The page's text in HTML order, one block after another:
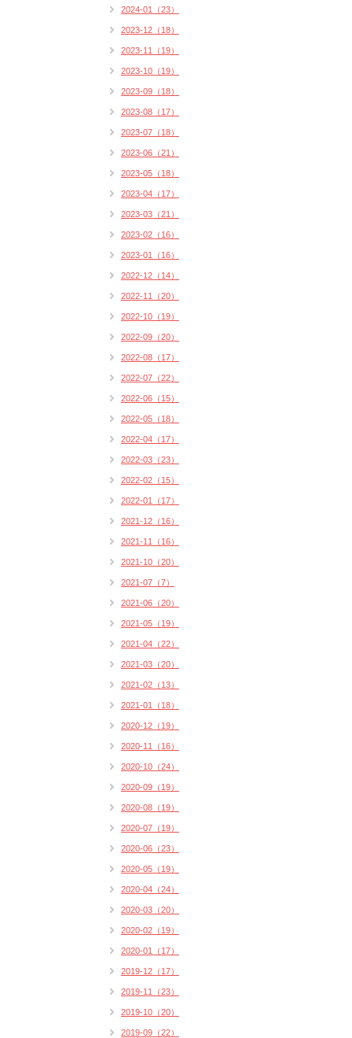
2024-01（23）
2023-12（18）
2023-11（19）
2023-10（19）
2023-09（18）
2023-08（17）
2023-07（18）
2023-06（21）
2023-05（18）
2023-04（17）
2023-03（21）
2023-02（16）
2023-01（16）
2022-12（14）
2022-11（20）
2022-10（19）
2022-09（20）
2022-08（17）
2022-07（22）
2022-06（15）
2022-05（18）
2022-04（17）
2022-03（23）
2022-02（15）
2022-01（17）
2021-12（16）
2021-11（16）
2021-10（20）
2021-07（7）
2021-06（20）
2021-05（19）
2021-04（22）
2021-03（20）
2021-02（13）
2021-01（18）
2020-12（19）
2020-11（16）
2020-10（24）
2020-09（19）
2020-08（19）
2020-07（19）
2020-06（23）
2020-05（19）
2020-04（24）
2020-03（20）
2020-02（19）
2020-01（17）
2019-12（17）
2019-11（23）
2019-10（20）
2019-09（22）